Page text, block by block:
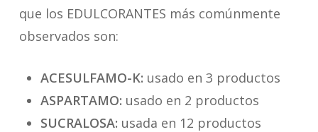
que los EDULCORANTES más comúnmente
observados son:
ACESULFAMO-K: usado en 3 productos
ASPARTAMO: usado en 2 productos
SUCRALOSA: usada en 12 productos